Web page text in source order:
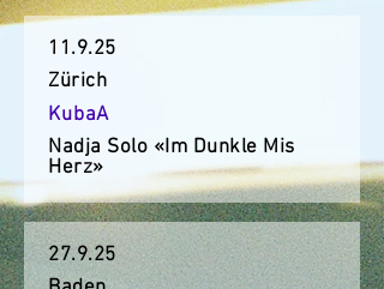
11.9.25
Zürich
KubaA
Nadja Solo «Im Dunkle Mis
Herz»
27.9.25